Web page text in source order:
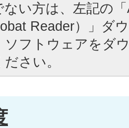
い方は、左記の
Reader）」ダ
ソフトウェアをダ
さい。